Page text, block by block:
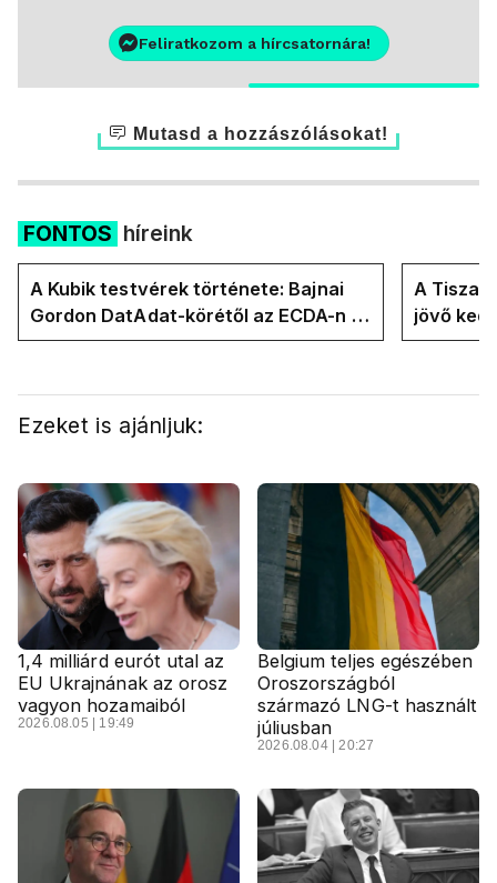
Feliratkozom a hírcsatornára!
Mutasd a hozzászólásokat!
FONTOS híreink
A Kubik testvérek története: Bajnai
Gordon DatAdat-körétől az ECDA-n át
Magyar Péter közvetlen stábjáig
A Tisza-
jövő
Ezeket is ajánljuk:
1,4 milliárd eurót utal az
EU Ukrajnának az orosz
vagyon hozamaiból
2026.08.05 | 19:49
Belgium teljes egészében
Oroszországból
származó LNG-t használt
júliusban
2026.08.04 | 20:27